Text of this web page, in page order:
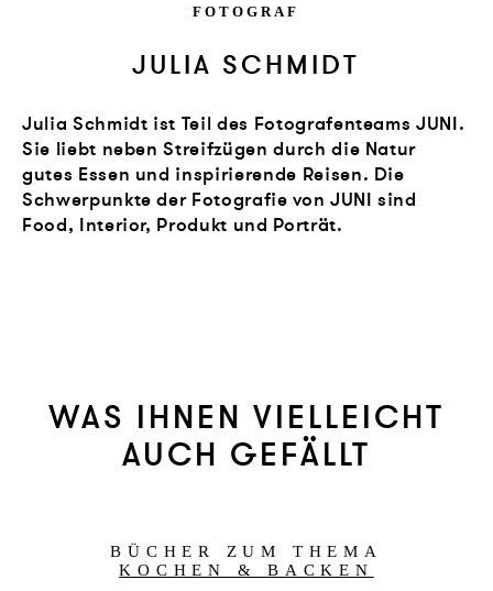
FOTOGRAF
JULIA SCHMIDT
Julia Schmidt ist Teil des Fotografenteams JUNI.
Sie liebt neben Streifzügen durch die Natur
gutes Essen und inspirierende Reisen. Die
Schwerpunkte der Fotografie von JUNI sind
Food, Interior, Produkt und Porträt.
WAS IHNEN VIELLEICHT
AUCH GEFÄLLT
BÜCHER ZUM THEMA
KOCHEN & BACKEN